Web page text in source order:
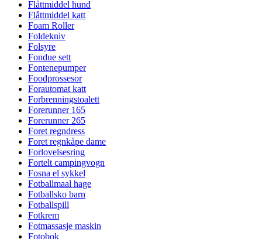
Flåttmiddel hund
Flåttmiddel katt
Foam Roller
Foldekniv
Folsyre
Fondue sett
Fontenepumper
Foodprossesor
Forautomat katt
Forbrenningstoalett
Forerunner 165
Forerunner 265
Foret regndress
Foret regnkåpe dame
Forlovelsesring
Fortelt campingvogn
Fosna el sykkel
Fotballmaal hage
Fotballsko barn
Fotballspill
Fotkrem
Fotmassasje maskin
Fotobok